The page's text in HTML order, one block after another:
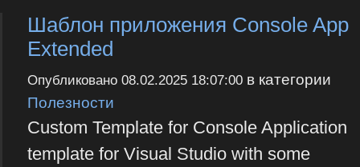
Шаблон приложения Console App
Extended
Опубликовано 08.02.2025 18:07:00в категории
Полезности
Custom Template for Console Application
template for Visual Studio with some